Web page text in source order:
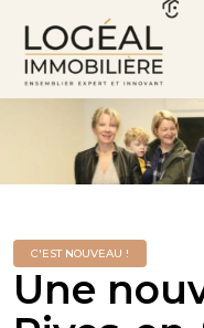
C'EST NOUVEAU !
Une